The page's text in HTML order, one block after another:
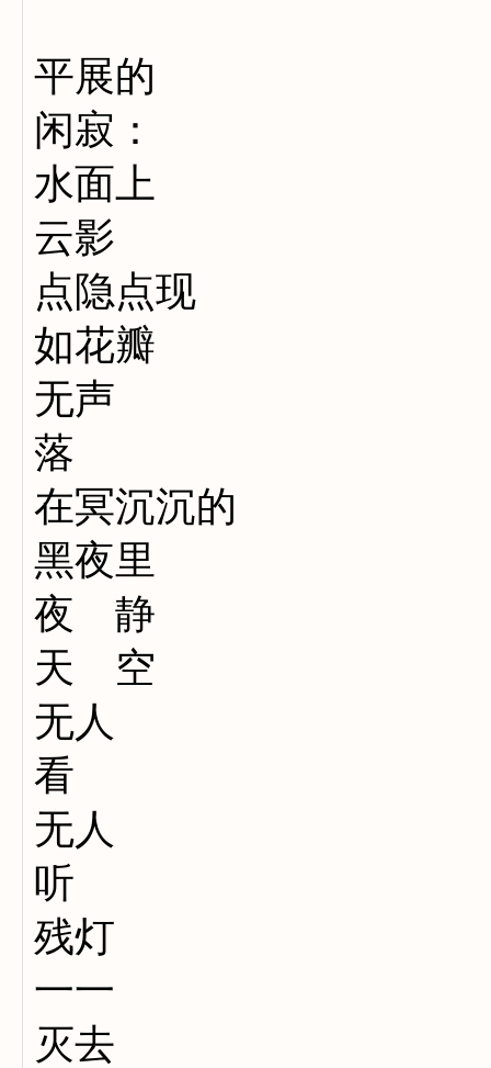
平展的
闲寂：
水面上
云影
点隐点现
如花瓣
无声
落
在冥沉沉的
黑夜里
夜 静
天 空
无人
看
无人
听
残灯
一一
灭去